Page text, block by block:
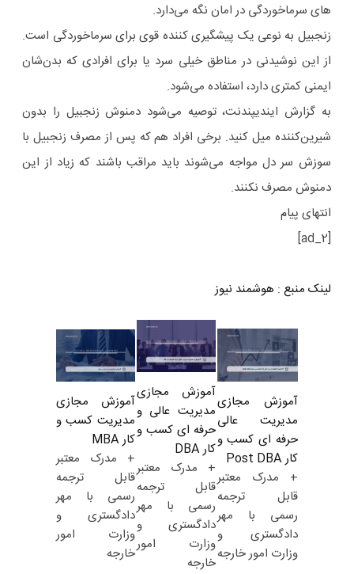
های سرماخوردگی در امان نگه می‌دارد.
زنجبیل به نوعی یک پیشگیری کننده قوی برای سرماخوردگی است.
از این نوشیدنی در مناطق خیلی سرد یا برای افرادی که بدن‌شان
ایمنی کمتری دارد، استفاده می‌شود.
به گزارش ایندیپندنت، توصیه می‌شود دمنوش زنجبیل را بدون
شیرین‌کننده میل کنید. برخی افراد هم که پس از مصرف زنجبیل با
سوزش سر دل مواجه می‌شوند باید مراقب باشند که زیاد از این
دمنوش مصرف نکنند.
انتهای پیام
[ad_2]
لینک منبع : هوشمند نیوز
آموزش مجازی
مدیریت عالی
حرفه ای کسب و
کار Post DBA
+ مدرک معتبر
قابل ترجمه
رسمی با مهر
دادگستری و
وزارت امور خارجه
آموزش مجازی
مدیریت عالی و
حرفه ای کسب و
کار DBA
+ مدرک معتبر
قابل ترجمه
رسمی با مهر
دادگستری و
وزارت امور
خارجه
آموزش مجازی
مدیریت کسب و
کار MBA
+ مدرک معتبر
قابل ترجمه
رسمی با مهر
دادگستری و
وزارت امور
خارجه